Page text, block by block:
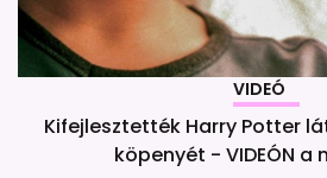
VIDEÓ
Kifejlesztették Harry Potter
köpenyét - VIDEÓN a